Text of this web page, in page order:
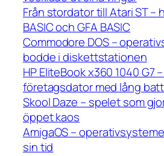
Från stordator till Atari ST –
BASIC och GFA BASIC
Commodore DOS –
bodde i diskettstationen
HP EliteBook x360 1040 G7
företagsdator med lång
Skool Daze – spelet som
öppet kaos
AmigaOS –
sin tid